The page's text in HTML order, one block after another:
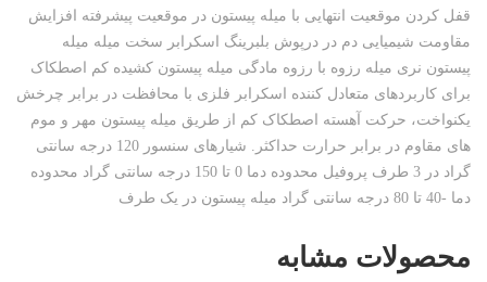
قفل کردن موقعیت انتهایی با میله پیستون در موقعیت پیشرفته افزایش
مقاومت شیمیایی دم در درپوش بلبرینگ اسکرابر سخت میله میله
پیستون نری میله رزوه با رزوه مادگی میله پیستون کشیده کم اصطکاک
برای کاربردهای متعادل کننده اسکرابر فلزی با محافظت در برابر چرخش
یکنواخت، حرکت آهسته اصطکاک کم از طریق میله پیستون مهر و موم
های مقاوم در برابر حرارت حداکثر. شیارهای سنسور 120 درجه سانتی
گراد در 3 طرف پروفیل محدوده دما 0 تا 150 درجه سانتی گراد محدوده
دما -40 تا 80 درجه سانتی گراد میله پیستون در یک طرف
محصولات مشابه